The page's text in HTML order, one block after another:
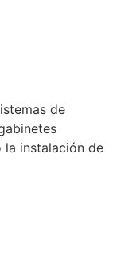
de
instalación de